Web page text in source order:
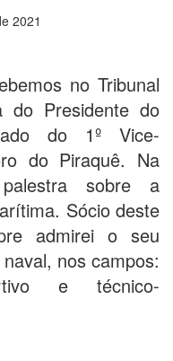
2021
no Tribunal
do Presidente do
do 1º Vice-
do Piraquê. Na
sobre a
Sócio deste
admirei o seu
nos campos:
e técnico-